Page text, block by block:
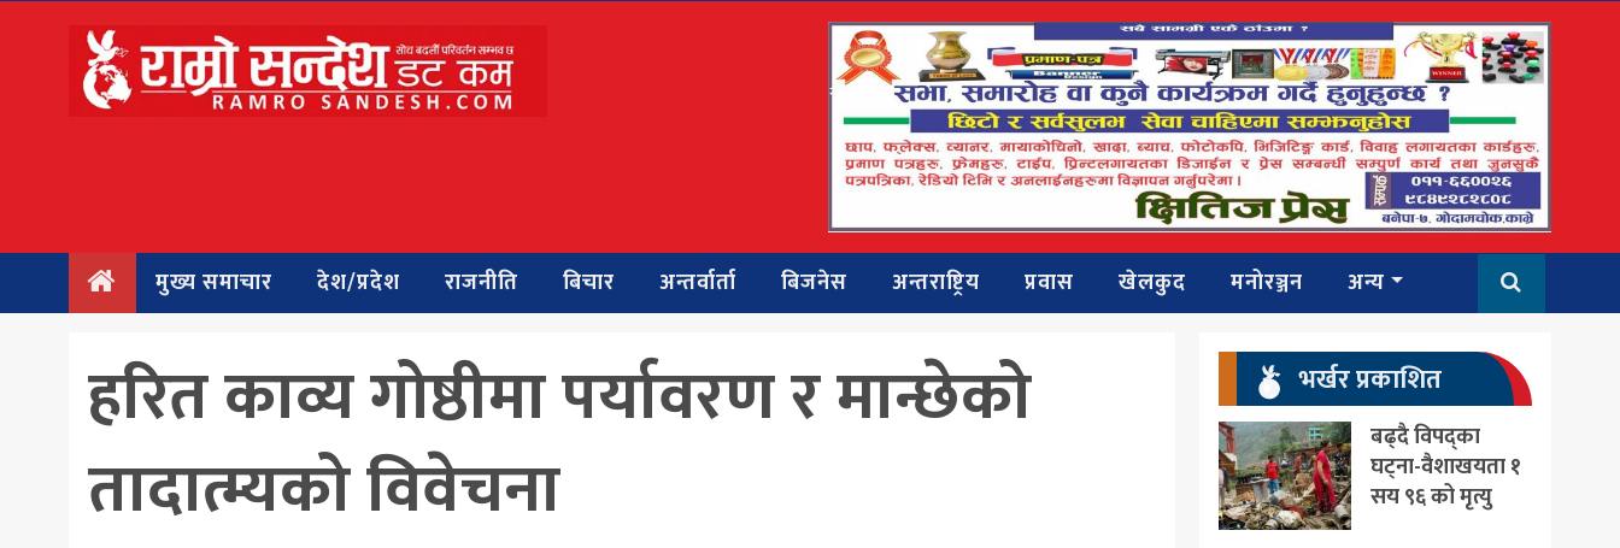
राजनीति
बिचार
अन्तराष्ट्रिय
मुख्य समाचार देश/प्रदेश राजनीति बिचार अन्तर्वार्ता बिजनेस अन्तराष्ट्रिय प्रवास खेलकुद मनोरञ्जन अन्य
हरित काव्य गोष्ठीमा पर्यावरण र मान्छेको
तादात्म्यको विवेचना
भर्खर प्रकाशित
बढ्दै विपद्का
घट्ना-वैशाखयता १
सय ९६ को मृत्यु